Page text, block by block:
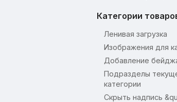
Категории
Ленивая загрузка
Изображения для
Добавление
Подразделы
категории
Скрыть надпись